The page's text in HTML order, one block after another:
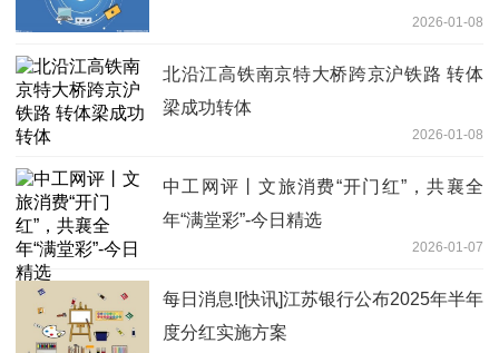
2026-01-08
北沿江高铁南京特大桥跨京沪铁路 转体
梁成功转体
2026-01-08
中工网评丨文旅消费“开门红”，共襄全
年“满堂彩”-今日精选
2026-01-07
每日消息![快讯]江苏银行公布2025年半年
度分红实施方案